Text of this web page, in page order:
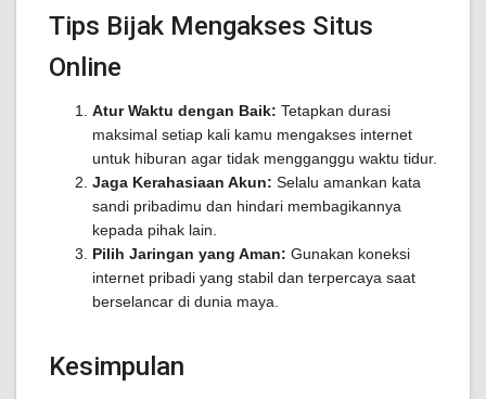
Tips Bijak Mengakses Situs
Online
Atur Waktu dengan Baik: Tetapkan durasi
maksimal setiap kali kamu mengakses internet
untuk hiburan agar tidak mengganggu waktu tidur.
Jaga Kerahasiaan Akun: Selalu amankan kata
sandi pribadimu dan hindari membagikannya
kepada pihak lain.
Pilih Jaringan yang Aman: Gunakan koneksi
internet pribadi yang stabil dan terpercaya saat
berselancar di dunia maya.
Kesimpulan